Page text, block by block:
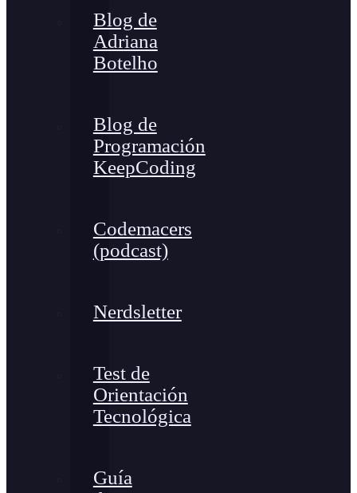
Blog de
Adriana
Botelho
Blog de
Programación
KeepCoding
Codemacers
(podcast)
Nerdsletter
Test de
Orientación
Tecnológica
Guía